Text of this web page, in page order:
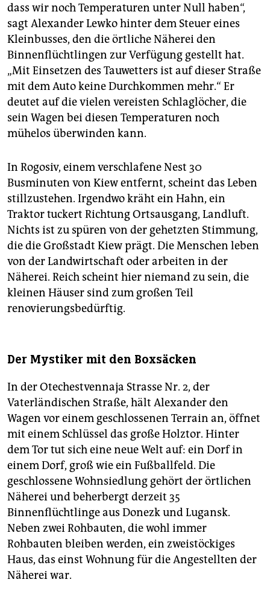
dass wir noch Temperaturen unter Null haben“,
sagt Alexander Lewko hinter dem Steuer eines
Kleinbusses, den die örtliche Näherei den
Binnenflüchtlingen zur Verfügung gestellt hat.
„Mit Einsetzen des Tauwetters ist auf dieser Straße
mit dem Auto keine Durchkommen mehr.“ Er
deutet auf die vielen vereisten Schlaglöcher, die
sein Wagen bei diesen Temperaturen noch
mühelos überwinden kann.
In Rogosiv, einem verschlafene Nest 30
Busminuten von Kiew entfernt, scheint das Leben
stillzustehen. Irgendwo kräht ein Hahn, ein
Traktor tuckert Richtung Ortsausgang, Landluft.
Nichts ist zu spüren von der gehetzten Stimmung,
die die Großstadt Kiew prägt. Die Menschen leben
von der Landwirtschaft oder arbeiten in der
Näherei. Reich scheint hier niemand zu sein, die
kleinen Häuser sind zum großen Teil
renovierungsbedürftig.
Der Mystiker mit den Boxsäcken
In der Otechestvennaja Strasse Nr. 2, der
Vaterländischen Straße, hält Alexander den
Wagen vor einem geschlossenen Terrain an, öffnet
mit einem Schlüssel das große Holztor. Hinter
dem Tor tut sich eine neue Welt auf: ein Dorf in
einem Dorf, groß wie ein Fußballfeld. Die
geschlossene Wohnsiedlung gehört der örtlichen
Näherei und beherbergt derzeit 35
Binnenflüchtlinge aus Donezk und Lugansk.
Neben zwei Rohbauten, die wohl immer
Rohbauten bleiben werden, ein zweistöckiges
Haus, das einst Wohnung für die Angestellten der
Näherei war.